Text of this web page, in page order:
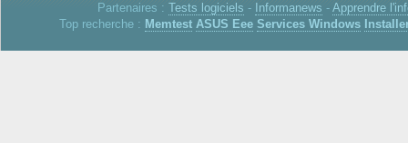
Partenaires : Tests logiciels - Informanews - Apprendre
Top recherche : Memtest ASUS Eee Services Windows